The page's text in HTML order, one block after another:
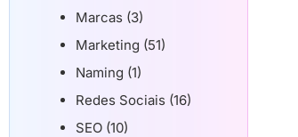
Marcas (3)
Marketing (51)
Naming (1)
Redes Sociais (16)
SEO (10)